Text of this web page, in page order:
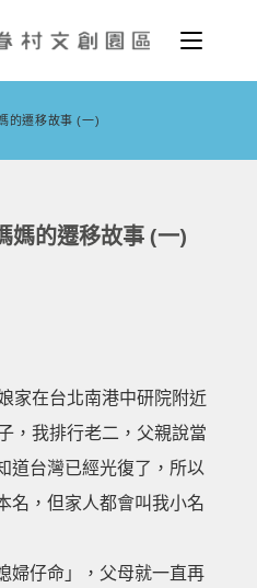
的遷移故事 (一)
媽的遷移故事 (一)
家在台北南港中研院附近
，我排行老二，父親說當
道台灣已經光復了，所以
名，但家人都會叫我小名
婦仔命」，父母就一直再